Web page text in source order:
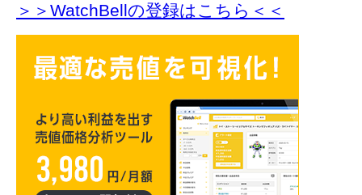
＞＞WatchBellの登録はこちら＜＜